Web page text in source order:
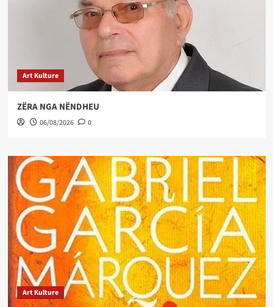
Art Kulture
ZËRA NGA NËNDHEU
06/08/2026 0
Art Kulture